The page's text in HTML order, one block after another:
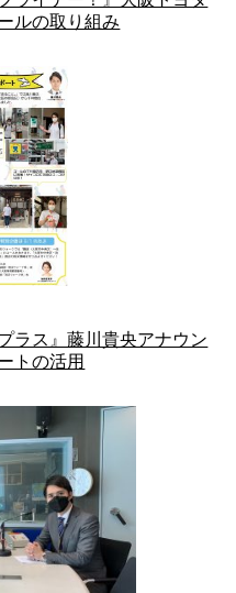
ルの取り組み
ラス』藤川貴央アナウン
トの活用